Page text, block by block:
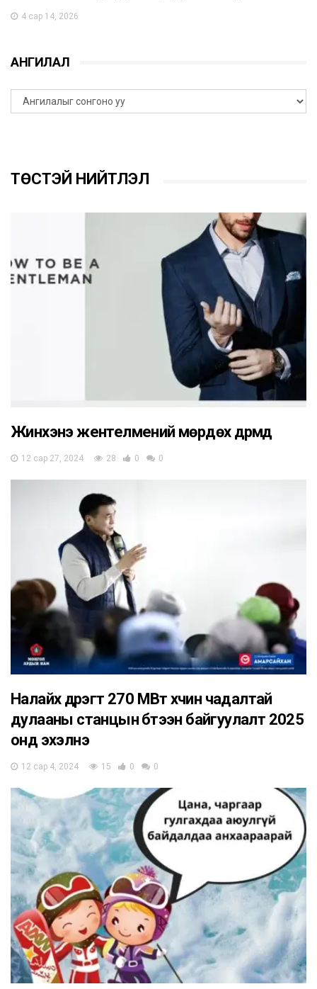
4 сар 14, 2026
АНГИЛАЛ
ТӨСТЭЙ НИЙТЛЭЛ
Жинхэнэ жентелмений мөрдөх дүрмүүд
12 сар 27, 2024 28 0 0
Налайх дүүрэгт 270 МВт хүчин чадалтай
дулааны станцын бүтээн байгуулалт 2025
онд эхэлнэ
12 сар 4, 2024 15 0 0